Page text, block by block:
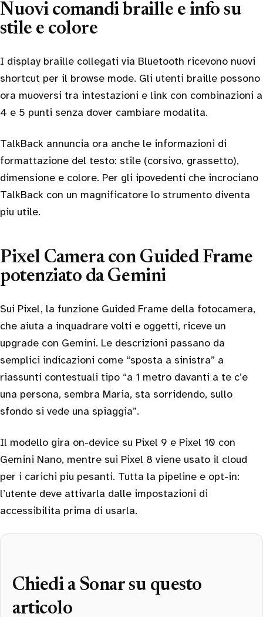
Nuovi comandi braille e info su
stile e colore
I display braille collegati via Bluetooth ricevono nuovi
shortcut per il browse mode. Gli utenti braille possono
ora muoversi tra intestazioni e link con combinazioni a
4 e 5 punti senza dover cambiare modalita.
TalkBack annuncia ora anche le informazioni di
formattazione del testo: stile (corsivo, grassetto),
dimensione e colore. Per gli ipovedenti che incrociano
TalkBack con un magnificatore lo strumento diventa
piu utile.
Pixel Camera con Guided Frame
potenziato da Gemini
Sui Pixel, la funzione Guided Frame della fotocamera,
che aiuta a inquadrare volti e oggetti, riceve un
upgrade con Gemini. Le descrizioni passano da
semplici indicazioni come “sposta a sinistra” a
riassunti contestuali tipo “a 1 metro davanti a te c’e
una persona, sembra Maria, sta sorridendo, sullo
sfondo si vede una spiaggia”.
Il modello gira on-device su Pixel 9 e Pixel 10 con
Gemini Nano, mentre sui Pixel 8 viene usato il cloud
per i carichi piu pesanti. Tutta la pipeline e opt-in:
l’utente deve attivarla dalle impostazioni di
accessibilita prima di usarla.
Chiedi a Sonar su questo
articolo